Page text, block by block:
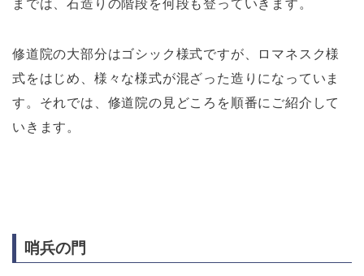
までは、石造りの階段を何段も登っていきます。
修道院の大部分はゴシック様式ですが、ロマネスク様
式をはじめ、様々な様式が混ざった造りになっていま
す。それでは、修道院の見どころを順番にご紹介して
いきます。
哨兵の門